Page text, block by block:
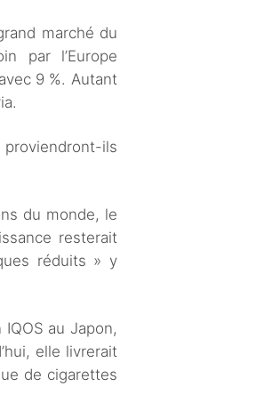
marché du
par l’Europe
9 %. Autant
ils
du monde, le
resterait
réduits » y
au Japon,
elle livrerait
de cigarettes